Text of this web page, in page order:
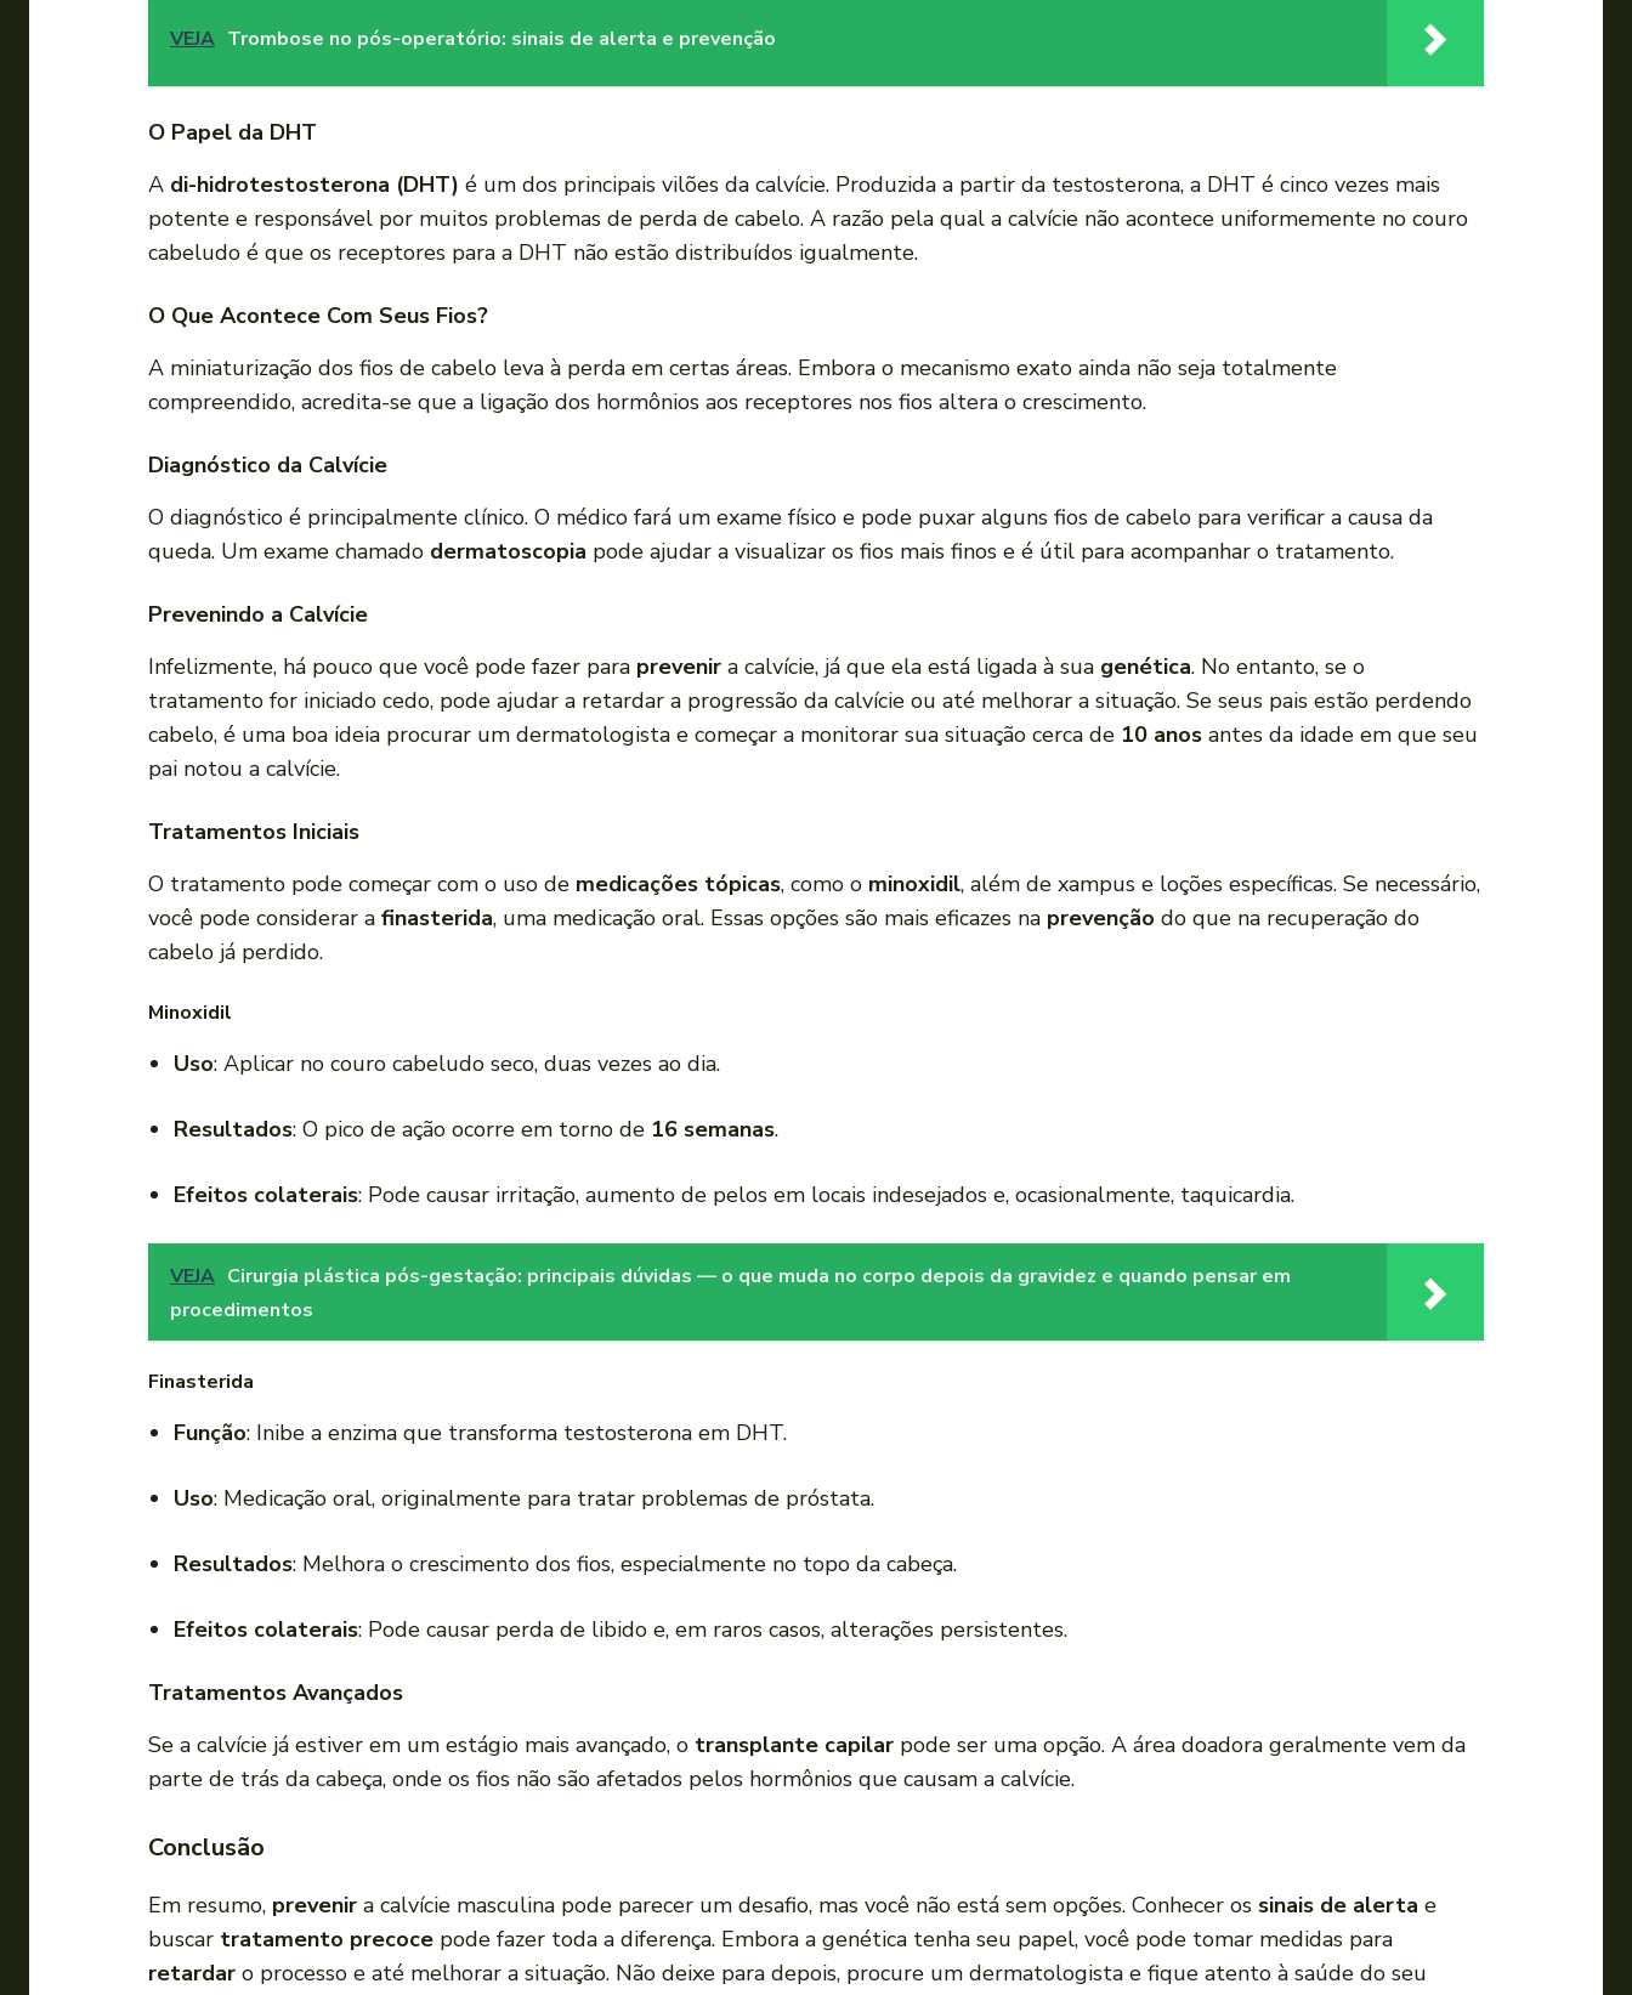
o
VEJA Trombose no pós-operatório: sinais de alerta e prevenção
O Papel da DHT
A di-hidrotestosterona (DHT) é um dos principais vilões da calvície. Produzida a partir da testosterona, a DHT é cinco vezes mais
potente e responsável por muitos problemas de perda de cabelo. A razão pela qual a calvície não acontece uniformemente no couro
cabeludo é que os receptores para a DHT não estão distribuídos igualmente.
O Que Acontece Com Seus Fios?
A miniaturização dos fios de cabelo leva à perda em certas áreas. Embora o mecanismo exato ainda não seja totalmente
compreendido, acredita-se que a ligação dos hormônios aos receptores nos fios altera o crescimento.
Diagnóstico da Calvície
O diagnóstico é principalmente clínico. O médico fará um exame físico e pode puxar alguns fios de cabelo para verificar a causa da
queda. Um exame chamado dermatoscopia pode ajudar a visualizar os fios mais finos e é útil para acompanhar o tratamento.
Prevenindo a Calvície
Infelizmente, há pouco que você pode fazer para prevenir a calvície, já que ela está ligada à sua genética. No entanto, se o
tratamento for iniciado cedo, pode ajudar a retardar a progressão da calvície ou até melhorar a situação. Se seus pais estão perdendo
cabelo, é uma boa ideia procurar um dermatologista e começar a monitorar sua situação cerca de 10 anos antes da idade em que seu
pai notou a calvície.
Tratamentos Iniciais
O tratamento pode começar com o uso de medicações tópicas, como o minoxidil, além de xampus e loções específicas. Se necessário,
você pode considerar a finasterida, uma medicação oral. Essas opções são mais eficazes na prevenção do que na recuperação do
cabelo já perdido.
Minoxidil
Uso: Aplicar no couro cabeludo seco, duas vezes ao dia.
Resultados: O pico de ação ocorre em torno de 16 semanas.
Efeitos colaterais: Pode causar irritação, aumento de pelos em locais indesejados e, ocasionalmente, taquicardia.
VEJA Cirurgia plástica pós-gestação: principais dúvidas — o que muda no corpo depois da gravidez e quando pensar em
procedimentos
Finasterida
Função: Inibe a enzima que transforma testosterona em DHT.
Uso: Medicação oral, originalmente para tratar problemas de próstata.
Resultados: Melhora o crescimento dos fios, especialmente no topo da cabeça.
Efeitos colaterais: Pode causar perda de libido e, em raros casos, alterações persistentes.
Tratamentos Avançados
Se a calvície já estiver em um estágio mais avançado, o transplante capilar pode ser uma opção. A área doadora geralmente vem da
parte de trás da cabeça, onde os fios não são afetados pelos hormônios que causam a calvície.
Conclusão
Em resumo, prevenir a calvície masculina pode parecer um desafio, mas você não está sem opções. Conhecer os sinais de alerta e
buscar tratamento precoce pode fazer toda a diferença. Embora a genética tenha seu papel, você pode tomar medidas para
retardar o processo e até melhorar a situação. Não deixe para depois, procure um dermatologista e fique atento à saúde do seu